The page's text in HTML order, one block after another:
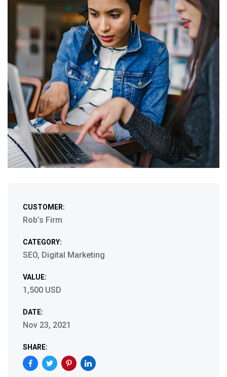
CUSTOMER:
Rob’s Firm
CATEGORY:
SEO, Digital Marketing
VALUE:
1,500 USD
DATE:
Nov 23, 2021
SHARE: